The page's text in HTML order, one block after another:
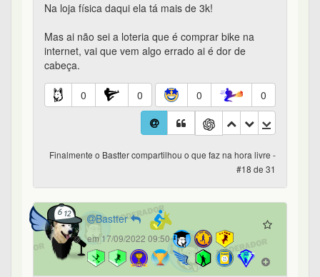
Na loja física daqui ela tá mais de 3k!
Mas ai não sei a loteria que é comprar bike na
internet, vai que vem algo errado ai é dor de
cabeça.
0 0 0 0
Finalmente o Bastter compartilhou o que faz na hora livre -
#18 de 31
Bastter
em 17/09/2022 09:50